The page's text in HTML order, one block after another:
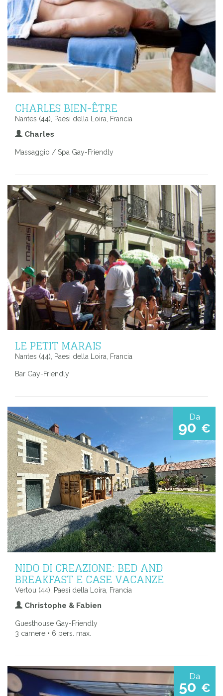
CHARLES BIEN-ÊTRE
Nantes (44), Paesi della Loira, Francia
Charles
Massaggio / Spa Gay-Friendly
LE PETIT MARAIS
Nantes (44), Paesi della Loira, Francia
Bar Gay-Friendly
Da
90 €
NIDO DI CREAZIONE: BED AND
BREAKFAST E CASE VACANZE
Vertou (44), Paesi della Loira, Francia
Christophe & Fabien
Guesthouse Gay-Friendly
3 camere • 6 pers. max.
Da
50 €